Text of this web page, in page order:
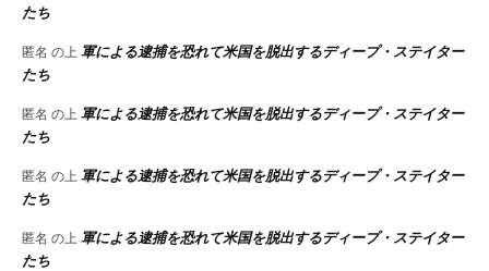
たち
匿名 の上 軍による逮捕を恐れて米国を脱出するディープ・ステイター
たち
匿名 の上 軍による逮捕を恐れて米国を脱出するディープ・ステイター
たち
匿名 の上 軍による逮捕を恐れて米国を脱出するディープ・ステイター
たち
匿名 の上 軍による逮捕を恐れて米国を脱出するディープ・ステイター
たち